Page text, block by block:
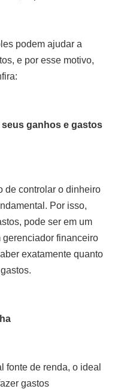
podem ajudar a
e por esse motivo,
ganhos e gastos
de controlar o dinheiro
Por isso,
pode ser em um
financeiro
exatamente quanto
fonte de renda, o ideal
gastos